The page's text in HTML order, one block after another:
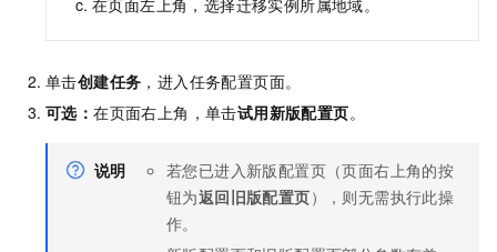
单击创建任务 ，进入任务配置页面。
可选：在页面右上角，单击试用新版配置页。
说明
若您已进入新版配置页（页面右上角的按
钮为返回旧版配置页），则无需执行此操
作。